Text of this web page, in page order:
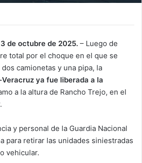
de octubre de 2025. – Luego de
total por el choque en el que se
camionetas y una pipa, la
ya fue liberada a la
a la altura de Rancho Trejo, en el
y personal de la Guardia Nacional
para retirar las unidades siniestradas
vehicular.